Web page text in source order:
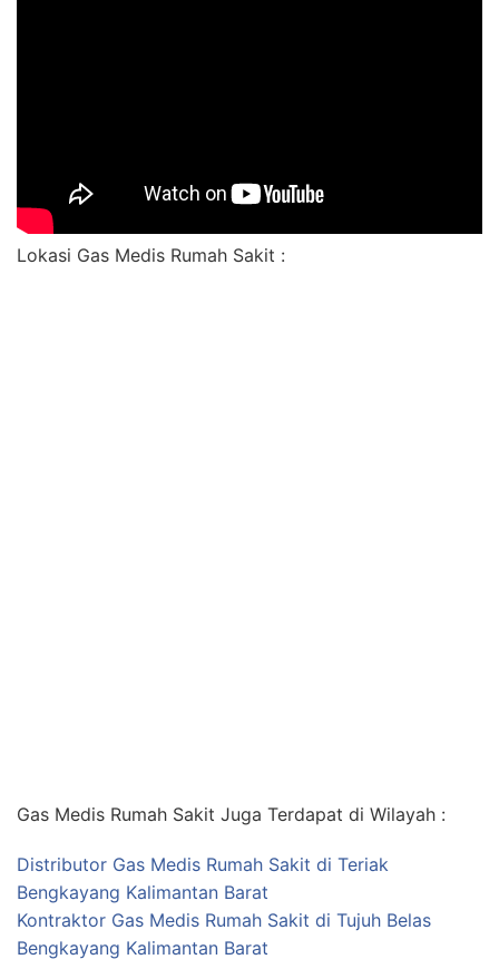
Lokasi Gas Medis Rumah Sakit :
Gas Medis Rumah Sakit Juga Terdapat di Wilayah :
Distributor Gas Medis Rumah Sakit di Teriak
Bengkayang Kalimantan Barat
Kontraktor Gas Medis Rumah Sakit di Tujuh Belas
Bengkayang Kalimantan Barat